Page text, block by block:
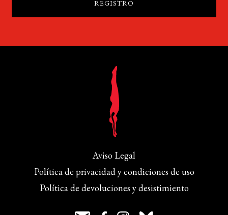
Aviso Legal
Política de privacidad y condiciones de uso
Política de devoluciones y desistimiento